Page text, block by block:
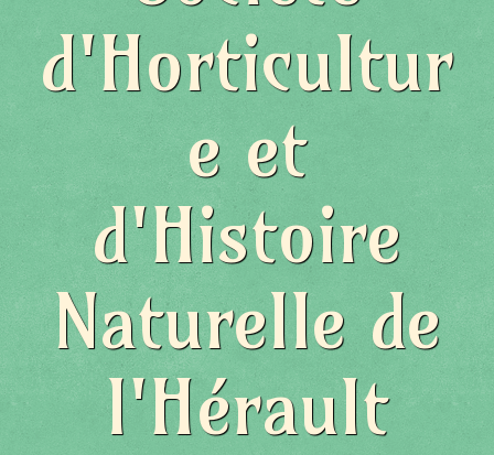
d'Horticultur
e et
d'Histoire
Naturelle de
l'Hérault